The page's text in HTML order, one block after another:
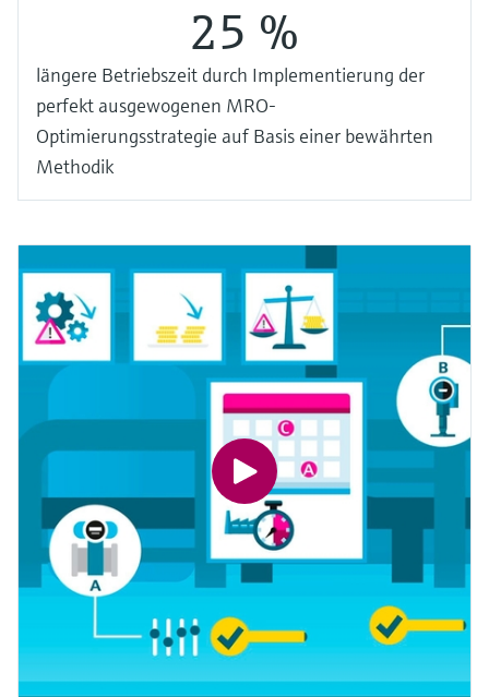
25 %
längere Betriebszeit durch Implementierung der
perfekt ausgewogenen MRO-
Optimierungsstrategie auf Basis einer bewährten
Methodik